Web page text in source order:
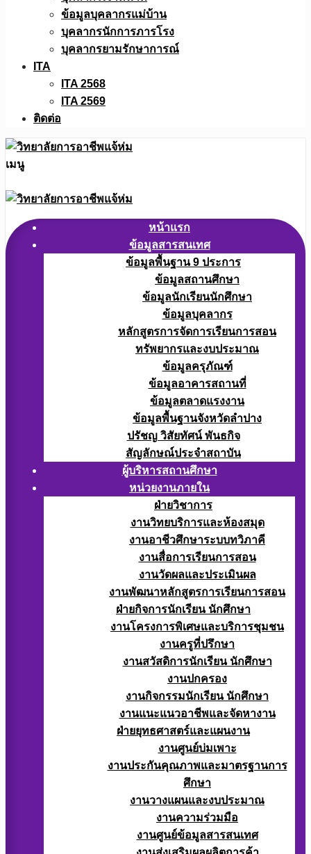
ข้อมูลบุคลากรแม่บ้าน
บุคลากรนักการภารโรง
บุคลากรยามรักษาการณ์
ITA
ITA 2568
ITA 2569
ติดต่อ
เมนู
หน้าแรก
ข้อมูลสารสนเทศ
ข้อมูลพื้นฐาน 9 ประการ
ข้อมูลสถานศึกษา
ข้อมูลนักเรียนนักศึกษา
ข้อมูลบุคลากร
หลักสูตรการจัดการเรียนการสอน
ทรัพยากรและงบประมาณ
ข้อมูลครุภัณฑ์
ข้อมูลอาคารสถานที่
ข้อมูลตลาดแรงงาน
ข้อมูลพื้นฐานจังหวัดลำปาง
ปรัชญ วิสัยทัศน์ พันธกิจ
สัญลักษณ์ประจำสถาบัน
ผู้บริหารสถานศึกษา
หน่วยงานภายใน
ฝ่ายวิชาการ
งานวิทยบริการและห้องสมุด
งานอาชีวศึกษาระบบทวิภาคี
งานสื่อการเรียนการสอน
งานวัดผลและประเมินผล
งานพัฒนาหลักสูตรการเรียนการสอน
ฝ่ายกิจการนักเรียน นักศึกษา
งานโครงการพิเศษและบริการชุมชน
งานครูที่ปรึกษา
งานสวัสดิการนักเรียน นักศึกษา
งานปกครอง
งานกิจกรรมนักเรียน นักศึกษา
งานแนะแนวอาชีพและจัดหางาน
ฝ่ายยุทธศาสตร์และแผนงาน
งานศูนย์บ่มเพาะ
งานประกันคุณภาพและมาตรฐานการ
ศึกษา
งานวางแผนและงบประมาณ
งานความร่วมมือ
งานศูนย์ข้อมูลสารสนเทศ